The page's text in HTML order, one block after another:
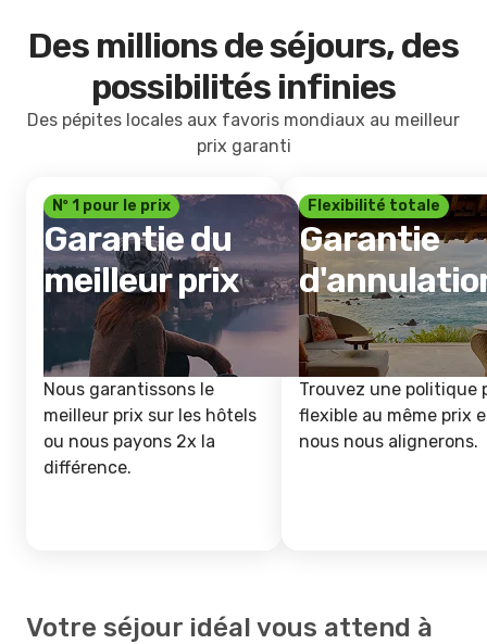
Des millions de séjours, des
possibilités infinies
Des pépites locales aux favoris mondiaux au meilleur
prix garanti
Nº 1 pour le prix
Garantie du
meilleur prix
Nous garantissons le
meilleur prix sur les hôtels
ou nous payons 2x la
différence.
Flexibilité totale
Garantie
Trouvez une politique
flexible au même prix
nous nous alignerons.
Votre séjour idéal vous attend à